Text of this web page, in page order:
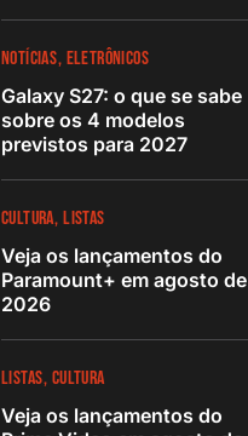
NOTÍCIAS ELETRÔNICOS
Galaxy S27: o que se sabe
sobre os 4 modelos
previstos para 2027
CULTURA LISTAS
Veja os lançamentos do
Paramount+ em agosto de
2026
LISTAS CULTURA
Veja os lançamentos do